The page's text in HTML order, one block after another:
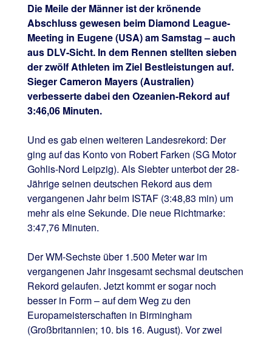
Die Meile der Männer ist der krönende
Abschluss gewesen beim Diamond League-
Meeting in Eugene (USA) am Samstag – auch
aus DLV-Sicht. In dem Rennen stellten sieben
der zwölf Athleten im Ziel Bestleistungen auf.
Sieger Cameron Mayers (Australien)
verbesserte dabei den Ozeanien-Rekord auf
3:46,06 Minuten.
Und es gab einen weiteren Landesrekord: Der
ging auf das Konto von Robert Farken (SG Motor
Gohlis-Nord Leipzig). Als Siebter unterbot der 28-
Jährige seinen deutschen Rekord aus dem
vergangenen Jahr beim ISTAF (3:48,83 min) um
mehr als eine Sekunde. Die neue Richtmarke:
3:47,76 Minuten.
Der WM-Sechste über 1.500 Meter war im
vergangenen Jahr insgesamt sechsmal deutschen
Rekord gelaufen. Jetzt kommt er sogar noch
besser in Form – auf dem Weg zu den
Europameisterschaften in Birmingham
(Großbritannien; 10. bis 16. August). Vor zwei